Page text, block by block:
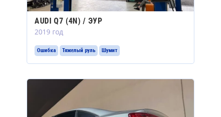
AUDI Q7 (4N) / ЭУР
2019 год
Ошибка Тяжелый руль Шумит